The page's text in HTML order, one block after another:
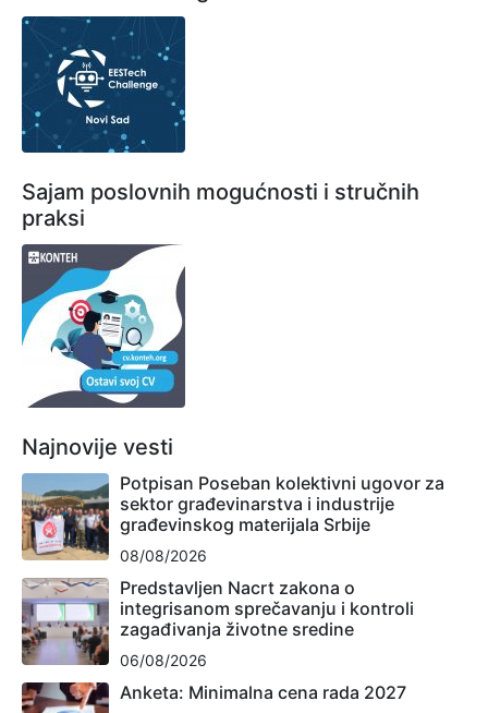
Sajam poslovnih mogućnosti i stručnih
praksi
Najnovije vesti
Potpisan Poseban kolektivni ugovor za
sektor građevinarstva i industrije
građevinskog materijala Srbije
08/08/2026
Predstavljen Nacrt zakona o
integrisanom sprečavanju i kontroli
zagađivanja životne sredine
06/08/2026
Anketa: Minimalna cena rada 2027